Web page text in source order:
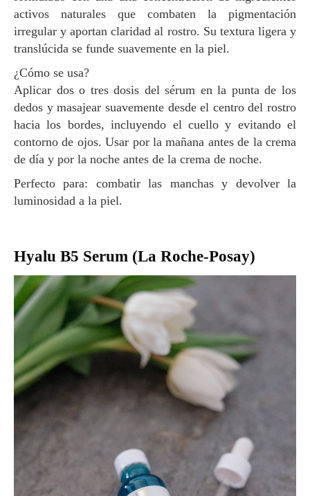
activos naturales que combaten la pigmentación
irregular y aportan claridad al rostro. Su textura ligera y
translúcida se funde suavemente en la piel.
¿Cómo se usa?
Aplicar dos o tres dosis del sérum en la punta de los
dedos y masajear suavemente desde el centro del rostro
hacia los bordes, incluyendo el cuello y evitando el
contorno de ojos. Usar por la mañana antes de la crema
de día y por la noche antes de la crema de noche.
Perfecto para: combatir las manchas y devolver la
luminosidad a la piel.
Hyalu B5 Serum (La Roche-Posay)